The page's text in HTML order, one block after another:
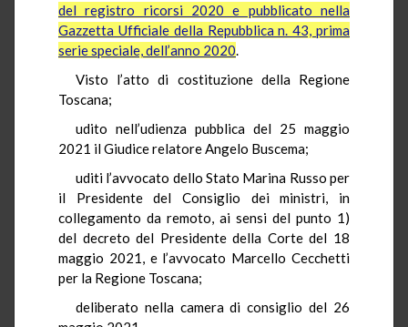
del registro ricorsi 2020 e pubblicato nella
Gazzetta Ufficiale della Repubblica n. 43, prima
serie speciale, dell’anno 2020.
Visto l’atto di costituzione della Regione
Toscana;
udito nell’udienza pubblica del 25 maggio
2021 il Giudice relatore Angelo Buscema;
uditi l’avvocato dello Stato Marina Russo per
il Presidente del Consiglio dei ministri, in
collegamento da remoto, ai sensi del punto 1)
del decreto del Presidente della Corte del 18
maggio 2021, e l’avvocato Marcello Cecchetti
per la Regione Toscana;
deliberato nella camera di consiglio del 26